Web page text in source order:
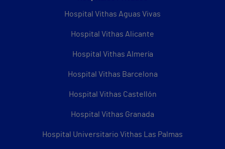
Hospital Vithas Aguas Vivas
Hospital Vithas Alicante
Hospital Vithas Almería
Hospital Vithas Barcelona
Hospital Vithas Castellón
Hospital Vithas Granada
Hospital Universitario Vithas Las Palmas